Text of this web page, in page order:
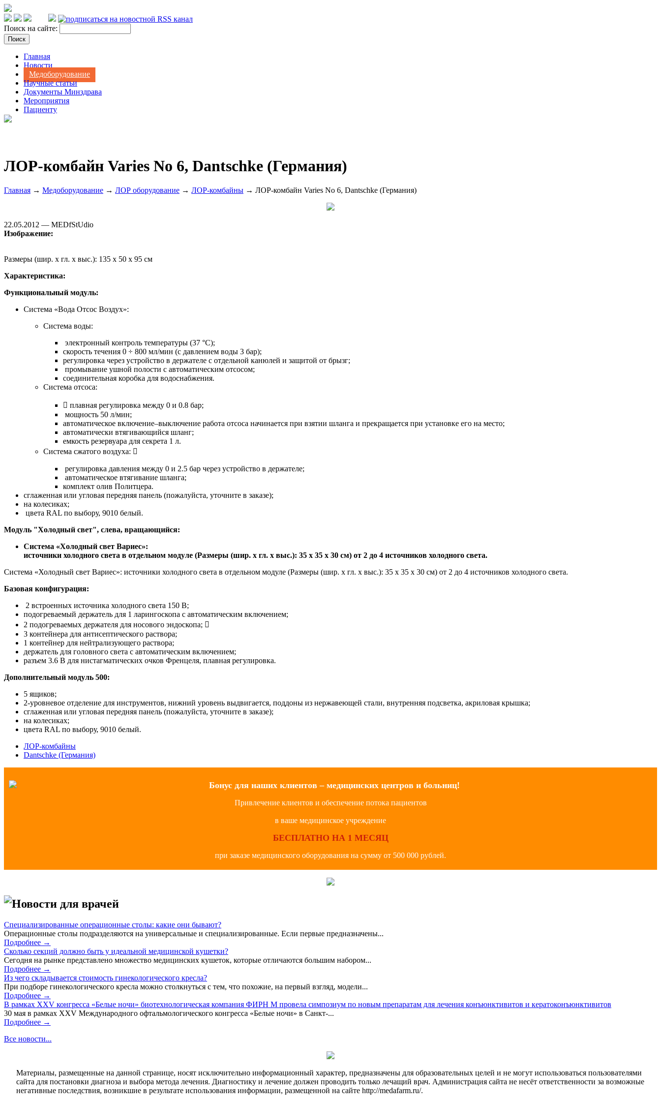
Поиск на сайте:
Главная
Новости
Медоборудование
Научные статьи
Документы Минздрава
Мероприятия
Пациенту
ЛОР-комбайн Varies No 6, Dantschke (Германия)
Главная → Медоборудование → ЛОР оборудование → ЛОР-комбайны → ЛОР-комбайн Varies No 6, Dantschke (Германия)
22.05.2012 — MEDfStUdio
Изображение:
Размеры (шир. x гл. x выс.): 135 x 50 x 95 см
Характеристика:
Функциональный модуль:
Система «Вода Отсос Воздух»:
Система воды:
электронный контроль температуры (37 °C);
скорость течения 0 ÷ 800 мл/мин (с давлением воды 3 бар);
регулировка через устройство в держателе с отдельной канюлей и защитой от брызг;
промывание ушной полости с автоматическим отсосом;
соединительная коробка для водоснабжения.
Система отсоса:
 плавная регулировка между 0 и 0.8 бар;
мощность 50 л/мин;
автоматическое включение–выключение работа отсоса начинается при взятии шланга и прекращается при установке его на место;
автоматически втягивающийся шланг;
емкость резервуара для секрета 1 л.
Система сжатого воздуха: 
регулировка давления между 0 и 2.5 бар через устройство в держателе;
автоматическое втягивание шланга;
комплект олив Политцера.
сглаженная или угловая передняя панель (пожалуйста, уточните в заказе);
на колесиках;
цвета RAL по выбору, 9010 белый.
Модуль "Холодный свет", слева, вращающийся:
Система «Холодный свет Вариес»:
источники холодного света в отдельном модуле (Размеры (шир. x гл. x выс.): 35 x 35 x 30 см) от 2 до 4 источников холодного света.
Система «Холодный свет Вариес»: источники холодного света в отдельном модуле (Размеры (шир. x гл. x выс.): 35 x 35 x 30 см) от 2 до 4 источников холодного света.
Базовая конфигурация:
2 встроенных источника холодного света 150 В;
подогреваемый держатель для 1 ларингоскопа с автоматическим включением;
2 подогреваемых держателя для носового эндоскопа; 
3 контейнера для антисептического раствора;
1 контейнер для нейтрализующего раствора;
держатель для головного света с автоматическим включением;
разъем 3.6 В для нистагматических очков Френцеля, плавная регулировка.
Дополнительный модуль 500:
5 ящиков;
2-уровневое отделение для инструментов, нижний уровень выдвигается, поддоны из нержавеющей стали, внутренняя подсветка, акриловая крышка;
сглаженная или угловая передняя панель (пожалуйста, уточните в заказе);
на колесиках;
цвета RAL по выбору, 9010 белый.
ЛОР-комбайны
Dantschke (Германия)
Бонус для наших клиентов – медицинских центров и больниц!
Привлечение клиентов и обеспечение потока пациентов
в ваше медицинское учреждение
БЕСПЛАТНО НА 1 МЕСЯЦ
при заказе медицинского оборудования на сумму от 500 000 рублей.
Новости для врачей
Специализированные операционные столы: какие они бывают?
Операционные столы подразделяются на универсальные и специализированные. Если первые предназначены...
Подробнее →
Сколько секций должно быть у идеальной медицинской кушетки?
Сегодня на рынке представлено множество медицинских кушеток, которые отличаются большим набором...
Подробнее →
Из чего складывается стоимость гинекологического кресла?
При подборе гинекологического кресла можно столкнуться с тем, что похожие, на первый взгляд, модели...
Подробнее →
В рамках XXV конгресса «Белые ночи» биотехнологическая компания ФИРН М провела симпозиум по новым препаратам для лечения конъюнктивитов и кератоконъюнктивитов
30 мая в рамках XXV Международного офтальмологического конгресса «Белые ночи» в Санкт-...
Подробнее →
Все новости...
Материалы, размещенные на данной странице, носят исключительно информационный характер, предназначены для образовательных целей и не могут использоваться пользователями
сайта для постановки диагноза и выбора метода лечения. Диагностику и лечение должен проводить только лечащий врач. Администрация сайта не несёт ответственности за возможные
негативные последствия, возникшие в результате использования информации, размещенной на сайте http://medafarm.ru/.